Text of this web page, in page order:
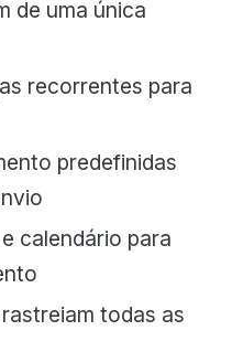
de uma única
recorrentes para
predefinidas
calendário para
todas as